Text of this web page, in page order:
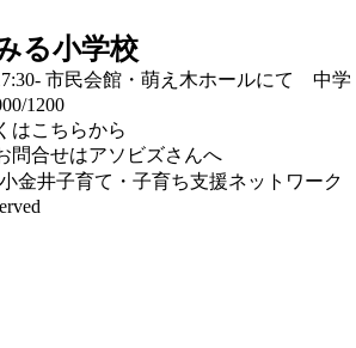
る小学校
市民会館・萌え木ホールにて 中学
1200
はこちらから
問合せはアソビズさんへ
小金井子育て・子育ち支援ネットワーク